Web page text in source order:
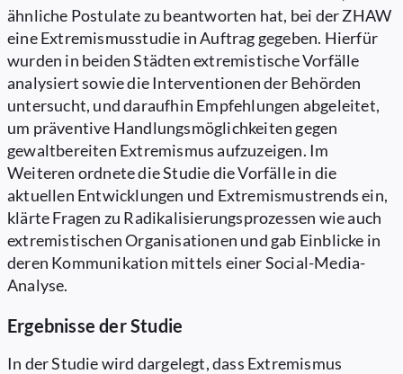
ähnliche Postulate zu beantworten hat, bei der ZHAW
eine Extremismusstudie in Auftrag gegeben. Hierfür
wurden in beiden Städten extremistische Vorfälle
analysiert sowie die Interventionen der Behörden
untersucht, und daraufhin Empfehlungen abgeleitet,
um präventive Handlungsmöglichkeiten gegen
gewaltbereiten Extremismus aufzuzeigen. Im
Weiteren ordnete die Studie die Vorfälle in die
aktuellen Entwicklungen und Extremismustrends ein,
klärte Fragen zu Radikalisierungsprozessen wie auch
extremistischen Organisationen und gab Einblicke in
deren Kommunikation mittels einer Social-Media-
Analyse.
Ergebnisse der Studie
In der Studie wird dargelegt, dass Extremismus